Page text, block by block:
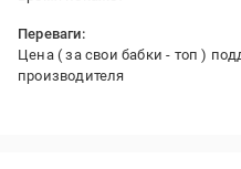
Переваги:
Цена ( за свои бабки - топ )
производителя